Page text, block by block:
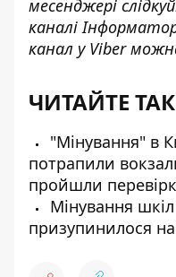
месенджері
каналі
канал у Viber
ЧИТАЙТЕ
"Мінування" в
потрапили
пройшли
Мінування
призупинилося